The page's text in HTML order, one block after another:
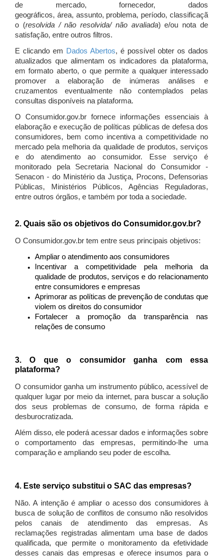
de mercado, fornecedor, dados
geográficos, área, assunto, problema, período, classificaçã
o (resolvida / não resolvida/ não avaliada) e/ou nota de
satisfação, entre outros filtros.
E clicando em Dados Abertos, é possível obter os dados
atualizados que alimentam os indicadores da plataforma,
em formato aberto, o que permite a qualquer interessado
promover a elaboração de inúmeras análises e
cruzamentos eventualmente não contemplados pelas
consultas disponíveis na plataforma.
O Consumidor.gov.br fornece informações essenciais à
elaboração e execução de políticas públicas de defesa dos
consumidores, bem como incentiva a competitividade no
mercado pela melhoria da qualidade de produtos, serviços
e do atendimento ao consumidor. Esse serviço é
monitorado pela Secretaria Nacional do Consumidor -
Senacon - do Ministério da Justiça, Procons, Defensorias
Públicas, Ministérios Públicos, Agências Reguladoras,
entre outros órgãos, e também por toda a sociedade.
2. Quais são os objetivos do Consumidor.gov.br?
O Consumidor.gov.br tem entre seus principais objetivos:
Ampliar o atendimento aos consumidores
Incentivar a competitividade pela melhoria da
qualidade de produtos, serviços e do relacionamento
entre consumidores e empresas
Aprimorar as políticas de prevenção de condutas que
violem os direitos do consumidor
Fortalecer a promoção da transparência nas
relações de consumo
3. O que o consumidor ganha com essa
plataforma?
O consumidor ganha um instrumento público, acessível de
qualquer lugar por meio da internet, para buscar a solução
dos seus problemas de consumo, de forma rápida e
desburocratizada.
Além disso, ele poderá acessar dados e informações sobre
o comportamento das empresas, permitindo-lhe uma
comparação e ampliando seu poder de escolha.
4. Este serviço substitui o SAC das empresas?
Não. A intenção é ampliar o acesso dos consumidores à
busca de solução de conflitos de consumo não resolvidos
pelos canais de atendimento das empresas. As
reclamações registradas alimentam uma base de dados
qualificada, que permite o monitoramento da efetividade
desses canais das empresas e oferece insumos para o